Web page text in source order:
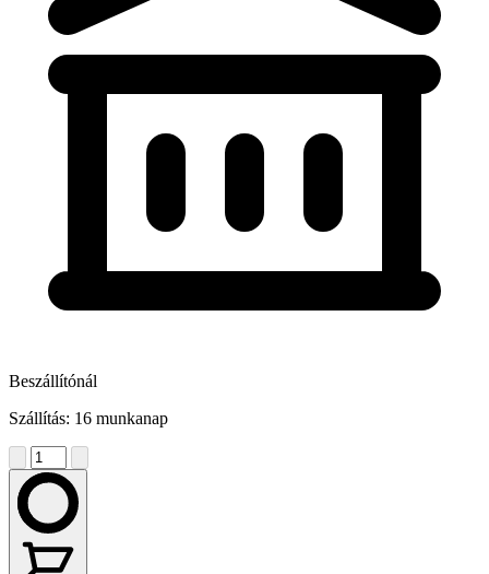
Beszállítónál
Szállítás: 16 munkanap